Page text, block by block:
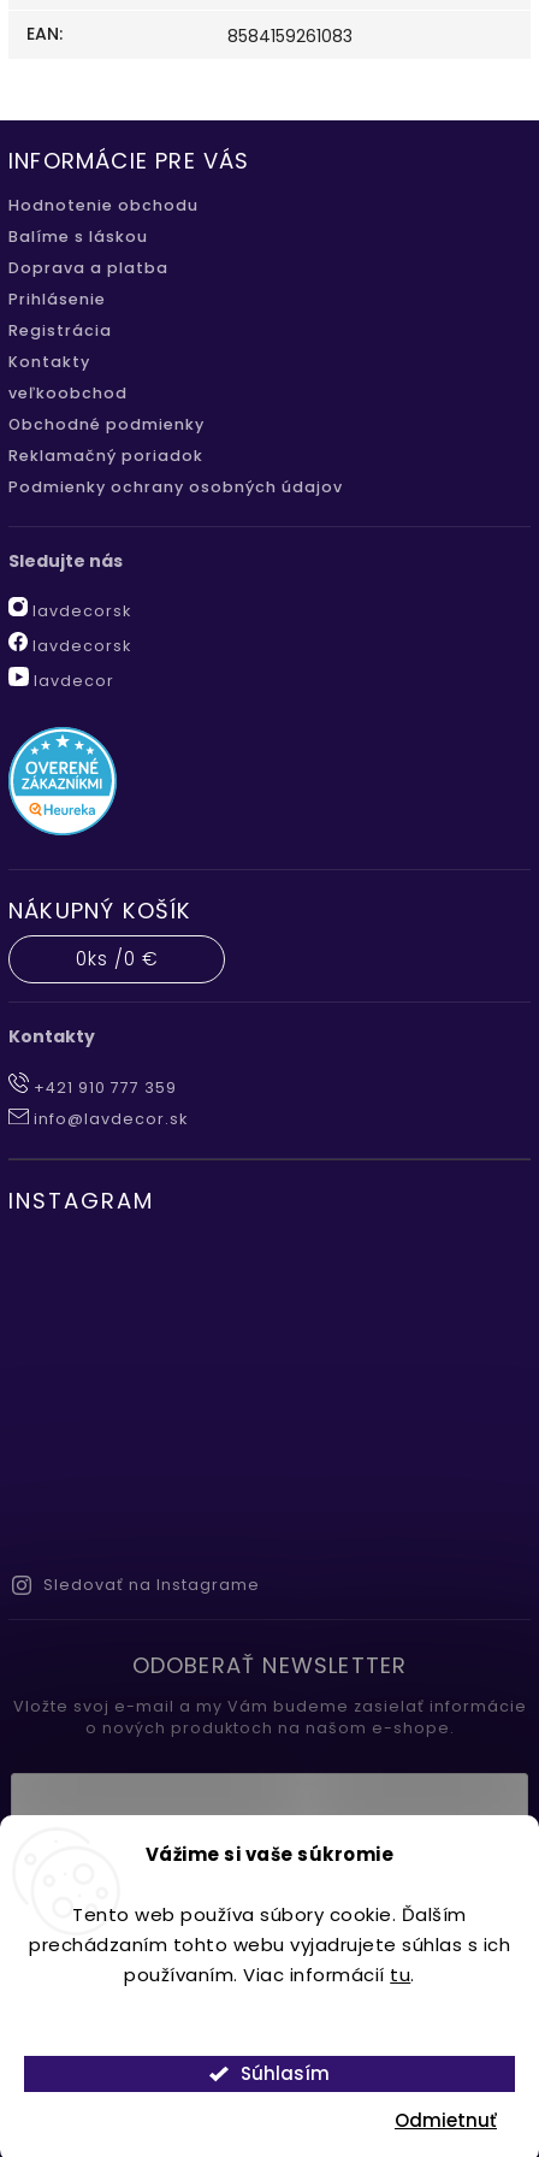
Vážime si vaše súkromie
Tento web používa súbory cookie. Ďalším
prechádzaním tohto webu vyjadrujete súhlas s ich
používaním. Viac informácií tu.
Odmietnuť
Súhlasím
EAN: 8584159261083
INFORMÁCIE PRE VÁS
Hodnotenie obchodu
Balíme s láskou
Doprava a platba
Prihlásenie
Registrácia
Kontakty
veľkoobchod
Obchodné podmienky
Reklamačný poriadok
Podmienky ochrany osobných údajov
Sledujte nás
lavdecorsk
lavdecorsk
lavdecor
NÁKUPNÝ KOŠÍK
0ks /0 €
Kontakty
+421 910 777 359
info@lavdecor.sk
INSTAGRAM
Sledovať na Instagrame
ODOBERAŤ NEWSLETTER
Vložte svoj e-mail a my Vám budeme zasielať informácie
o nových produktoch na našom e-shope.
Prihlásiť sa
Copyright 2026Lavdecor.sk. Všetky práva vyhradené.
VytvořilShoptet| DesignShoptak.cz.